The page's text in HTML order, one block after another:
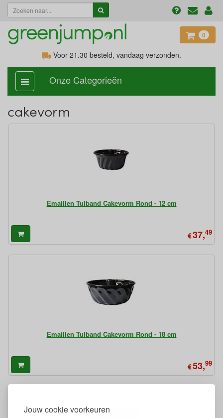
Jouw cookie voorkeuren
0
Voor 21.30 besteld, vandaag verzonden.
categorie
aan,
Onze Categorieën
cakevorm
Emaillen Tulband Cakevorm Rond - 12 cm
€37,49
Emaillen Tulband Cakevorm Rond - 18 cm
€53,99